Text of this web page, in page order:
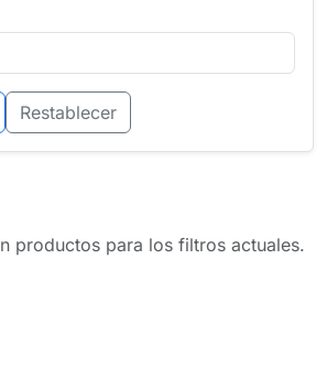
Restablecer
productos para los filtros actuales.